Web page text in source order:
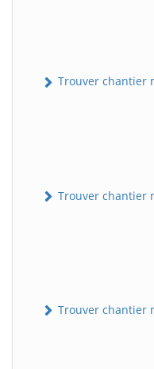
Trouver chantier
Trouver chantier
Trouver chantier